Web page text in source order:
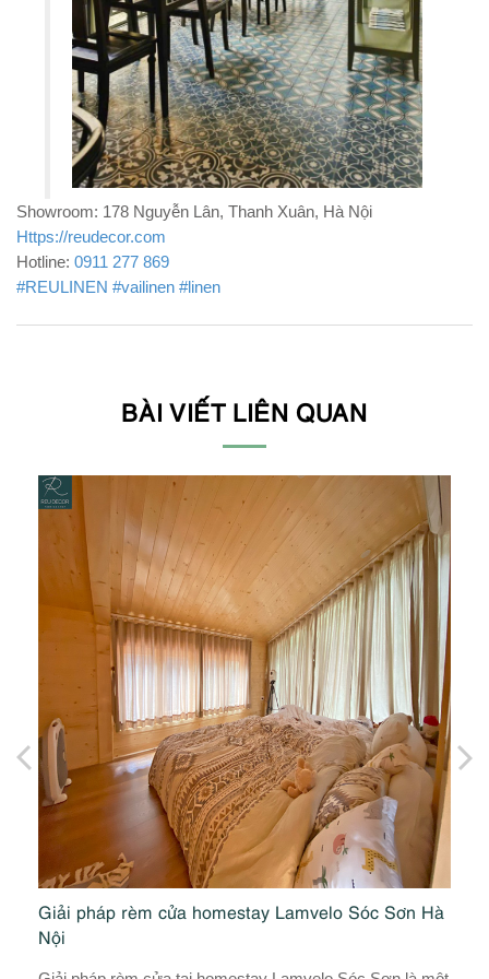
Showroom: 178 Nguyễn Lân, Thanh Xuân, Hà Nội
Https://reudecor.com
Hotline: 0911 277 869
#REULINEN #vailinen #linen
BÀI VIẾT LIÊN QUAN
Giải pháp rèm cửa homestay Lamvelo Sóc Sơn Hà
Nội